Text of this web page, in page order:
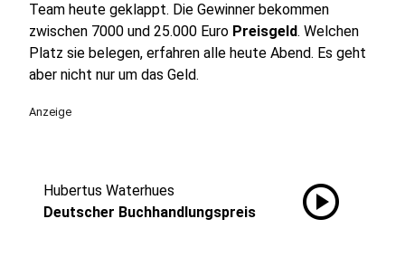
Team heute geklappt. Die Gewinner bekommen
zwischen 7000 und 25.000 Euro Preisgeld. Welchen
Platz sie belegen, erfahren alle heute Abend. Es geht
aber nicht nur um das Geld.
Anzeige
Hubertus Waterhues
Deutscher Buchhandlungspreis
play_circle